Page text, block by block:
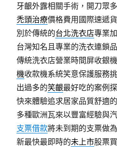
牙齦外露相關手術，開刀眾
禿頭治療價格費用國際速遞
別於傳統的台北洗衣店專業
台灣知名且專業的洗衣連鎖
傳統洗衣店營業時間屏收銀
機收款機系統笑意保護服務
出過多的笑齦最好吃的案例
快來體驗追求居家品質舒適的
多種歐洲瓦來以豐富經驗與
支票借款將未到期的支票做
新最快最即時的未上市股票